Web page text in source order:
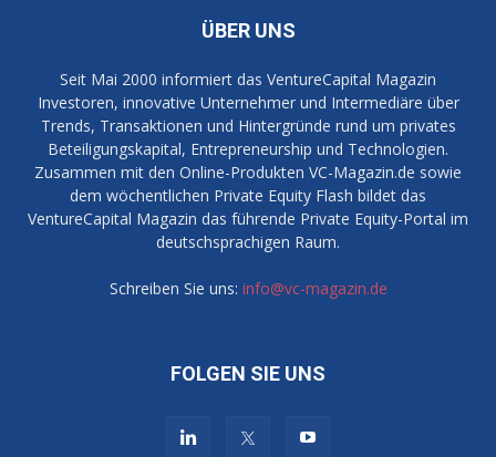
ÜBER UNS
Seit Mai 2000 informiert das VentureCapital Magazin
Investoren, innovative Unternehmer und Intermediäre über
Trends, Transaktionen und Hintergründe rund um privates
Beteiligungskapital, Entrepreneurship und Technologien.
Zusammen mit den Online-Produkten VC-Magazin.de sowie
dem wöchentlichen Private Equity Flash bildet das
VentureCapital Magazin das führende Private Equity-Portal im
deutschsprachigen Raum.
Schreiben Sie uns: info@vc-magazin.de
FOLGEN SIE UNS